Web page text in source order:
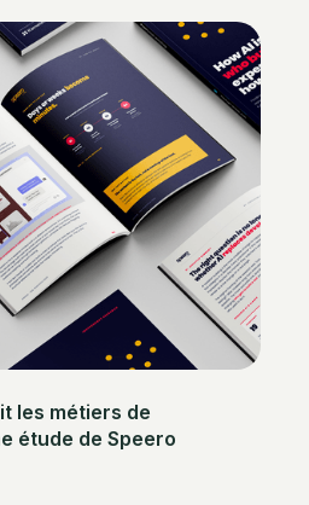
les métiers de
étude de Speero